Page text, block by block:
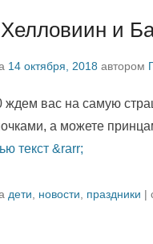
и
14 октября, 2018 автором
ждем вас на самую
а можете
текст &rarr;
дети новости праздники |